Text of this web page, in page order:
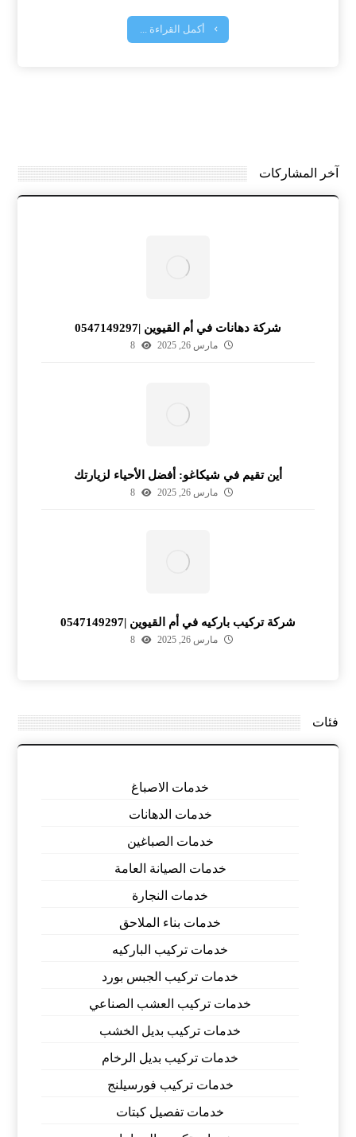
أكمل القراءة ...
آخر المشاركات
شركة دهانات في أم القيوين |0547149297
مارس 26, 2025 8
أين تقيم في شيكاغو: أفضل الأحياء لزيارتك
مارس 26, 2025 8
شركة تركيب باركيه في أم القيوين |0547149297
مارس 26, 2025 8
فئات
خدمات الاصباغ
خدمات الدهانات
خدمات الصباغين
خدمات الصيانة العامة
خدمات النجارة
خدمات بناء الملاحق
خدمات تركيب الباركيه
خدمات تركيب الجبس بورد
خدمات تركيب العشب الصناعي
خدمات تركيب بديل الخشب
خدمات تركيب بديل الرخام
خدمات تركيب فورسيلنج
خدمات تفصيل كبتات